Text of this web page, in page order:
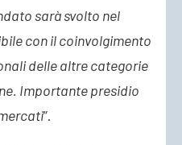
sarà svolto nel
con il coinvolgimento
delle altre categorie
Importante presidio
”.